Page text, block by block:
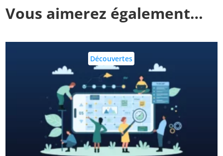
Vous aimerez également…
Découvertes